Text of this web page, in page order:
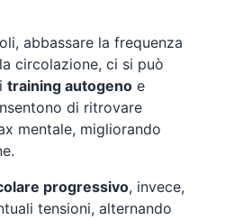
abbassare la frequenza
circolazione, ci si può
training autogeno e
di ritrovare
mentale, migliorando
progressivo, invece,
tensioni, alternando